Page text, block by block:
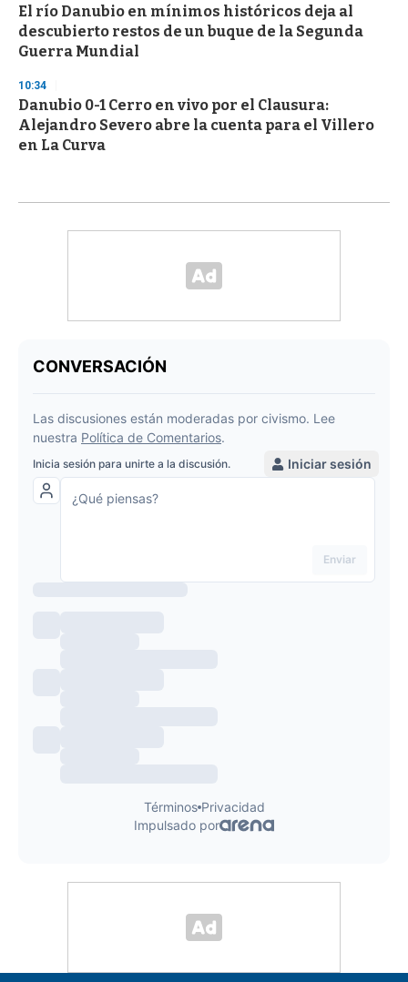
El río Danubio en mínimos históricos deja al
descubierto restos de un buque de la Segunda
Guerra Mundial
10:34
Danubio 0-1 Cerro en vivo por el Clausura:
Alejandro Severo abre la cuenta para el Villero
en La Curva